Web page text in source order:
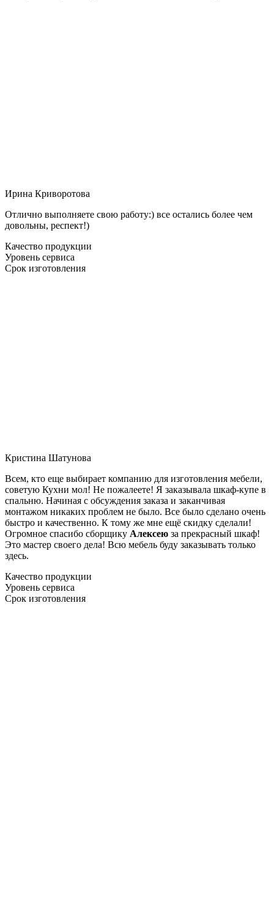
Ирина Криворотова
Отлично выполняете свою работу:) все остались более чем
довольны, респект!)
Качество продукции
Уровень сервиса
Срок изготовления
Кристина Шатунова
Всем, кто еще выбирает компанию для изготовления мебели,
советую Кухни мол! Не пожалеете! Я заказывала шкаф-купе в
спальню. Начиная с обсуждения заказа и заканчивая
монтажом никаких проблем не было. Все было сделано очень
быстро и качественно. К тому же мне ещё скидку сделали!
Огромное спасибо сборщику Алексею за прекрасный шкаф!
Это мастер своего дела! Всю мебель буду заказывать только
здесь.
Качество продукции
Уровень сервиса
Срок изготовления